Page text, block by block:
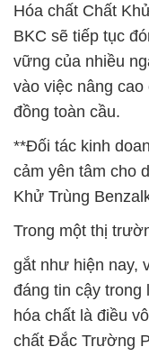
Hóa chất Chất
BKC sẽ tiếp tục
vững của nhiều
vào việc nâng
đồng toàn cầu.
**Đối tác kinh
cảm yên tâm cho
Khử Trùng
Trong một thị
gắt như hiện nay,
đáng tin cậy
hóa chất là điều
chất Đắc Trường